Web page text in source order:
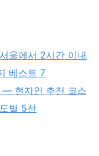
울에서 2시간 이내
베스트 7
— 현지인 추천 코스
별 5선